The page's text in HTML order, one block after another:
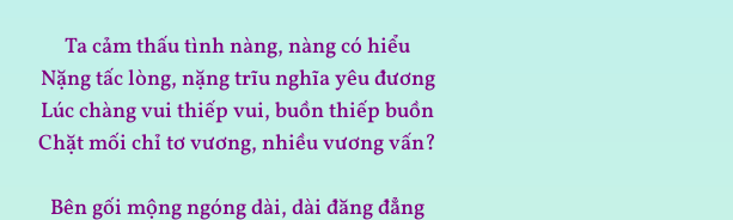
Ta cảm thấu tình nàng, nàng có hiểu
Nặng tấc lòng, nặng trĩu nghĩa yêu đương
Lúc chàng vui thiếp vui, buồn thiếp buồn
Chặt mối chỉ tơ vương, nhiều vương vấn?
Bên gối mộng ngóng dài, dài đăng đẳng